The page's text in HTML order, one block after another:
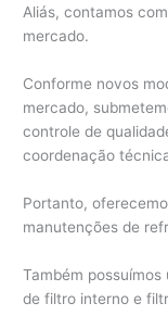
Aliás, contamos
mercado.
Conforme novos
mercado,
controle de
coordenação
Portanto,
manutenções de
Também
de filtro interno e